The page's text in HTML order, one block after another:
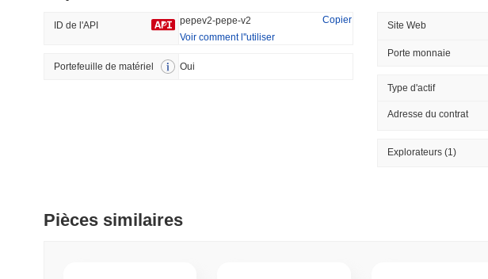
Tendance
ID de l'API pepev2-pepe-v2
Copier
Voir comment l''utiliser
Portefeuille de matériel Oui
Site Web
Porte monnaie
Type d'actif
Adresse du contrat
Explorateurs(1)
Pièces similaires